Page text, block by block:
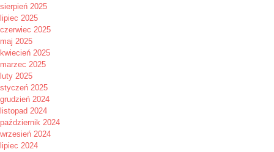
sierpień 2025
lipiec 2025
czerwiec 2025
maj 2025
kwiecień 2025
marzec 2025
luty 2025
styczeń 2025
grudzień 2024
listopad 2024
październik 2024
wrzesień 2024
lipiec 2024